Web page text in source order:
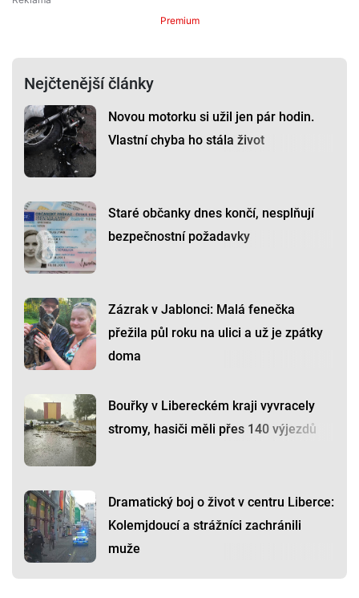
Premium
Nejčtenější články
Novou motorku si užil jen pár hodin.
Vlastní chyba ho stála život
Staré občanky dnes končí, nesplňují
bezpečnostní požadavky
Zázrak v Jablonci: Malá fenečka
přežila půl roku na ulici a už je zpátky
doma
Bouřky v Libereckém kraji vyvracely
stromy, hasiči měli přes 140 výjezdů
Dramatický boj o život v centru Liberce:
Kolemjdoucí a strážníci zachránili
muže